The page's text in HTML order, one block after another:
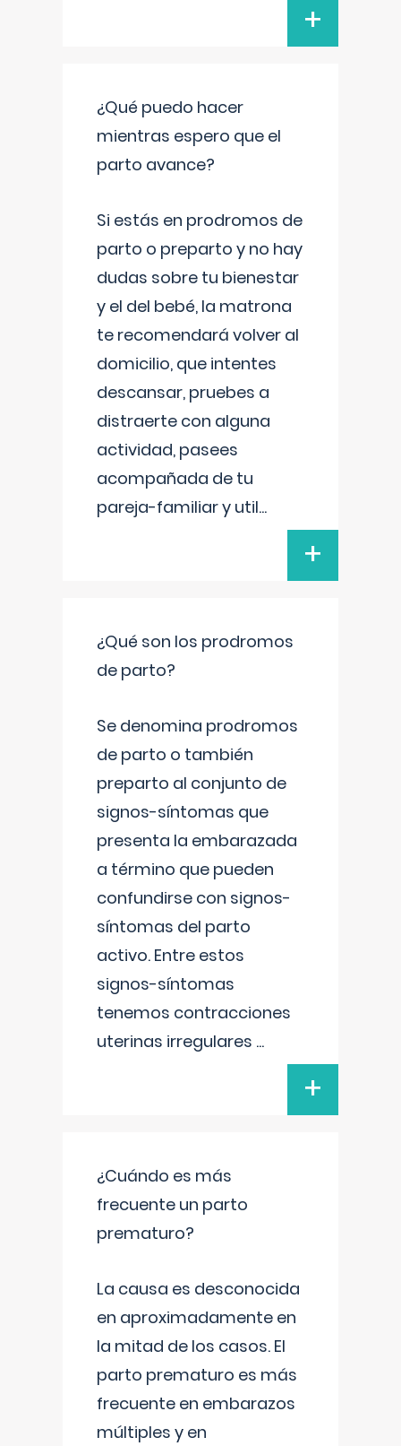
+
¿Qué puedo hacer
mientras espero que el
parto avance?
Si estás en prodromos de
parto o preparto y no hay
dudas sobre tu bienestar
y el del bebé, la matrona
te recomendará volver al
domicilio, que intentes
descansar, pruebes a
distraerte con alguna
actividad, pasees
acompañada de tu
pareja-familiar y util...
+
¿Qué son los prodromos
de parto?
Se denomina prodromos
de parto o también
preparto al conjunto de
signos-síntomas que
presenta la embarazada
a término que pueden
confundirse con signos-
síntomas del parto
activo. Entre estos
signos-síntomas
tenemos contracciones
uterinas irregulares ...
+
¿Cuándo es más
frecuente un parto
prematuro?
La causa es desconocida
en aproximadamente en
la mitad de los casos. El
parto prematuro es más
frecuente en embarazos
múltiples y en